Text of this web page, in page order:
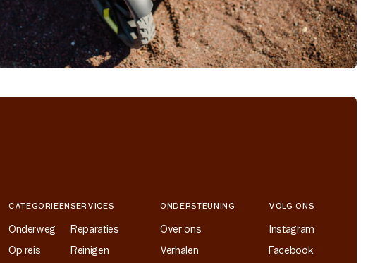
CATEGORIEËN
Onderweg
Op reis
SERVICES
Reparaties
Reinigen
ONDERSTEUNING
Over ons
Verhalen
VOLG ONS
Instagram
Facebook